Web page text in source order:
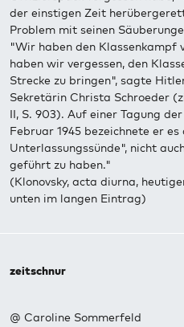
der einstigen Zeit
Problem mit seinen
"Wir haben den
haben wir vergessen, den
Strecke zu bringen", sagte
Sekretärin Christa Schroeder
II, S. 903). Auf einer Tagung
Februar 1945 bezeichnete er
Unterlassungssünde", nicht
geführt zu haben."
(Klonovsky, acta diurna,
unten im langen Eintrag)
zeitschnur
@ Caroline Sommerfeld